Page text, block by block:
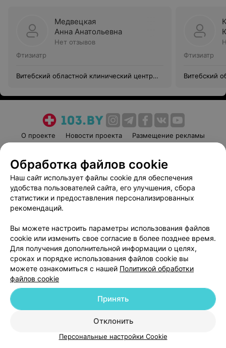
Медвецкая
Анна Анатольевна
Нет отзывов
Фтизиатр
Витебский областной клинический центр
Фтизиатр
Витебский
О проекте Новости проекта
Размещение рекламы
Пользовательское соглашение
Способы оплаты
Вакансии
Партнеры
Написать руководителю 103.by
Обработка персональных данных
© 2026 ООО «Артокс Лаб», УНП 191700409
| 220012, Республика Беларусь,
Служба поддержки +375 291212755
Обработка файлов cookie
Наш сайт использует файлы cookie для обеспечения
удобства пользователей сайта, его улучшения, сбора
статистики и предоставления персонализированных
рекомендаций.
Вы можете настроить параметры использования файлов
cookie или изменить свое согласие в более позднее время.
Для получения дополнительной информации о целях,
сроках и порядке использования файлов cookie вы
можете ознакомиться с нашей Политикой обработки
файлов cookie
Отклонить
Принять
Персональные настройки Cookie